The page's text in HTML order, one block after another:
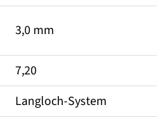
3,0 mm
7,20
Langloch-System